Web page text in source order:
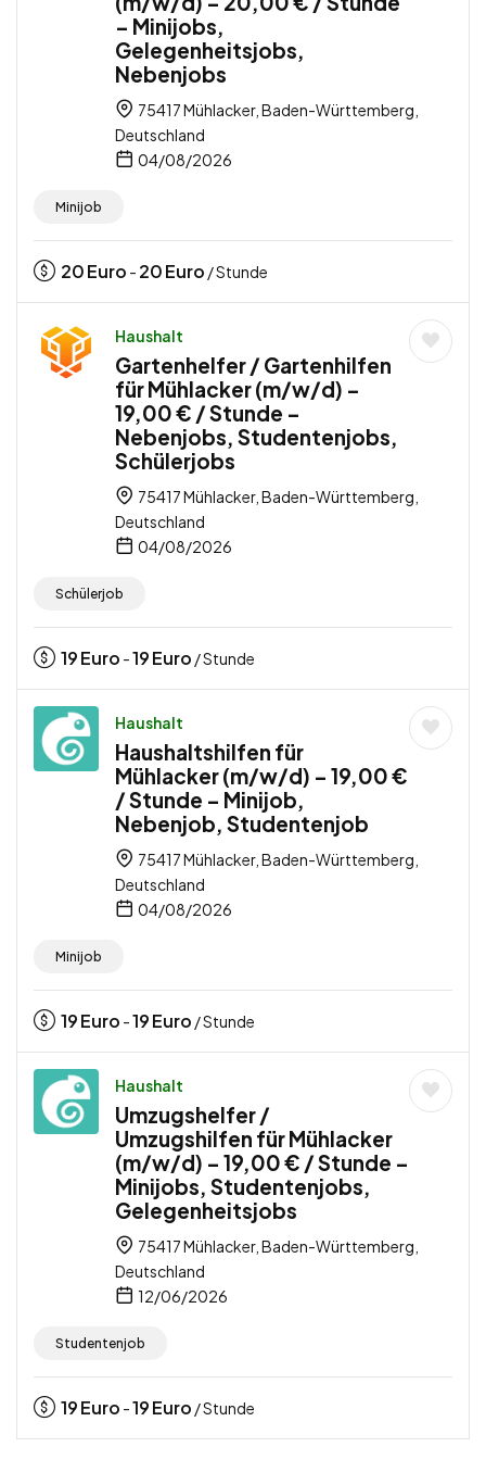
– Minijobs,
Gelegenheitsjobs,
Nebenjobs
75417 Mühlacker, Baden-Württemberg,
Deutschland
04/08/2026
Minijob
20Euro - 20Euro / Stunde
Haushalt
Gartenhelfer / Gartenhilfen
für Mühlacker (m/w/d) –
19,00 € / Stunde –
Nebenjobs, Studentenjobs,
Schülerjobs
75417 Mühlacker, Baden-Württemberg,
Deutschland
04/08/2026
Schülerjob
19Euro -19Euro / Stunde
Haushalt
Haushaltshilfen für
Mühlacker (m/w/d) – 19,00 €
/ Stunde – Minijob,
Nebenjob, Studentenjob
75417 Mühlacker, Baden-Württemberg,
Deutschland
04/08/2026
Minijob
19Euro -19Euro / Stunde
Haushalt
Umzugshelfer /
Umzugshilfen für Mühlacker
(m/w/d) – 19,00 € / Stunde –
Minijobs, Studentenjobs,
Gelegenheitsjobs
75417 Mühlacker, Baden-Württemberg,
Deutschland
12/06/2026
Studentenjob
19Euro -19Euro / Stunde